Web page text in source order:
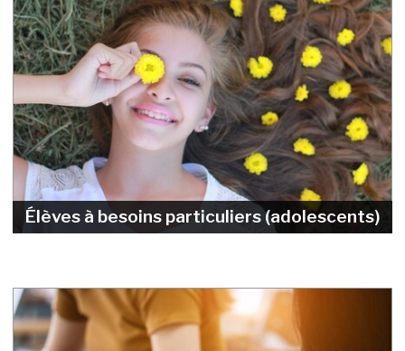
Élèves à besoins particuliers (adolescents)